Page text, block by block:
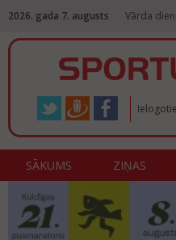
2026. gada 7. augusts Vārda
SĀKUMS ZIŅAS